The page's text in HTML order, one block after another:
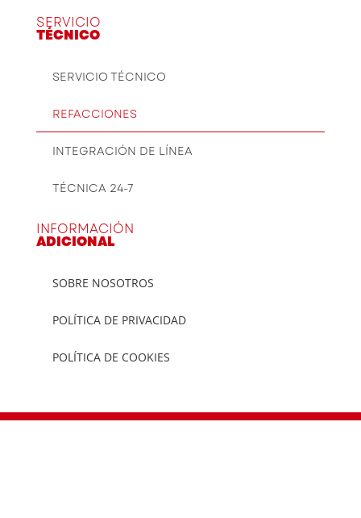
SERVICIO
TÉCNICO
SERVICIO TÉCNICO
REFACCIONES
INTEGRACIÓN DE LÍNEA
TÉCNICA 24-7
INFORMACIÓN
ADICIONAL
SOBRE NOSOTROS
POLÍTICA DE PRIVACIDAD
POLÍTICA DE COOKIES